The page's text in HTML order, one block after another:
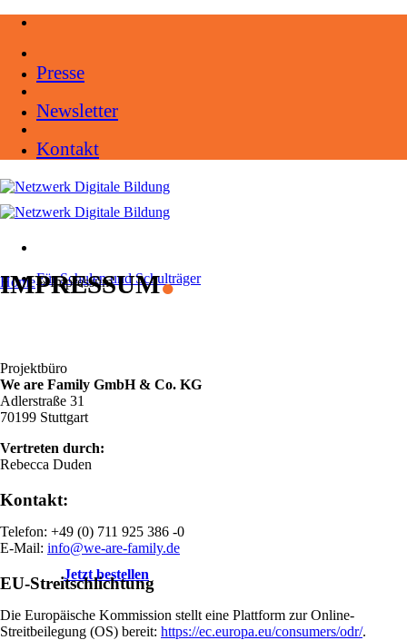
Zum
springen
Presse
Newsletter
Kontakt
Für Schulen und Schulträger
Jetzt bestellen
Home»Impressum
IMPRESSUM.
Projektbüro
We are Family GmbH & Co. KG
Adlerstraße 31
70199 Stuttgart
Vertreten durch:
Rebecca Duden
Kontakt:
Telefon: +49 (0) 711 925 386 -0
E-Mail: info@we-are-family.de
EU-Streitschlichtung
Die Europäische Kommission stellt eine Plattform zur Online-
Streitbeilegung (OS) bereit: https://ec.europa.eu/consumers/odr/.